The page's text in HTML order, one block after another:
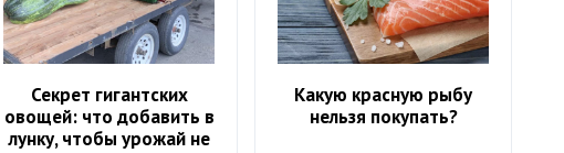
Секрет гигантских
овощей: что добавить в
лунку, чтобы урожай не
Какую красную рыбу
нельзя покупать?